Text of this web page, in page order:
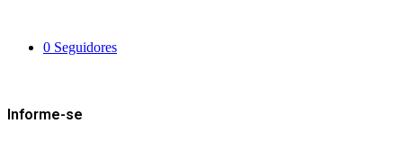
0 Seguidores
Informe-se